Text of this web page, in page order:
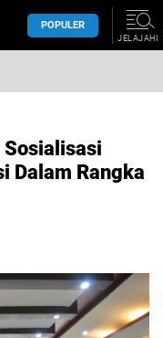
POPULER
JELAJAHI
Sosialisasi
Dalam Rangka